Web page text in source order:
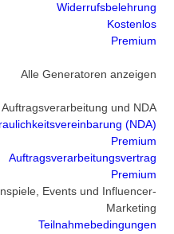
Widerrufsbelehrung
Kostenlos
Premium
Alle Generatoren anzeigen
und NDA
(NDA)
Premium
Auftragsverarbeitungsvertrag
Premium
Events und Influencer-
Marketing
Teilnahmebedingungen